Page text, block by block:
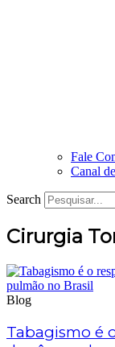
Fale
Canal
Search
Cirurgia
Blog
Tabagismo é